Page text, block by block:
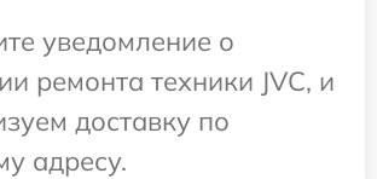
уведомление о
ремонта техники JVC, и
доставку по
адресу.